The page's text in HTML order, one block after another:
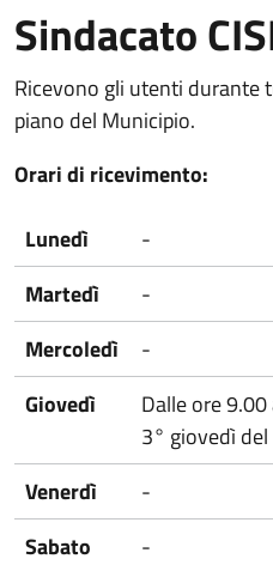
Sindacato
Ricevono gli utenti durante
piano del Municipio.
Orari di ricevimento:
Lunedì
-
Martedì
-
Mercoledì
-
Giovedì
Dalle ore
3° giovedì
Venerdì
-
Sabato
-